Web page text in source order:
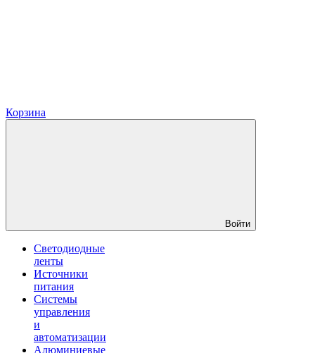
Корзина
Войти
Светодиодные
ленты
Источники
питания
Системы
управления
и
автоматизации
Алюминиевые